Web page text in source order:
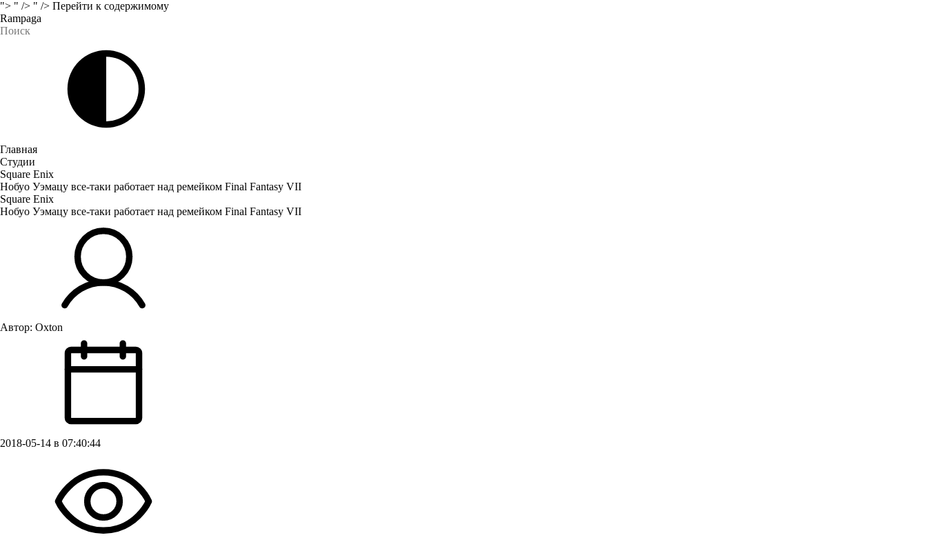
"> " /> " /> Перейти к содержимому
Rampaga
Главная
Студии
Square Enix
Нобуо Уэмацу все-таки работает над ремейком Final Fantasy VII
Square Enix
Нобуо Уэмацу все-таки работает над ремейком Final Fantasy VII
Автор: Oxton
2018-05-14 в 07:40:44